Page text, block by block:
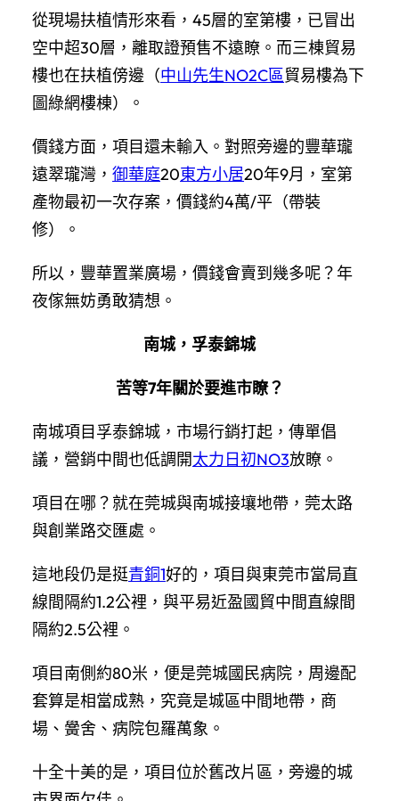
從現場扶植情形來看，45層的室第樓，已冒出
空中超30層，離取證預售不遠瞭。而三棟貿易
樓也在扶植傍邊（中山先生NO2C區貿易樓為下
圖綠網樓棟）。
價錢方面，項目還未輸入。對照旁邊的豐華瓏
遠翠瓏灣， 御華庭20東方小居20年9月，室第
產物最初一次存案，價錢約4萬/平（帶裝
修）。
所以，豐華置業廣場，價錢會賣到幾多呢？年
夜傢無妨勇敢猜想。
南城，孚泰錦城
苦等7年關於要進市瞭？
南城項目孚泰錦城，市場行銷打起，傳單倡
議，營銷中間也低調開太力日初NO3放瞭。
項目在哪？就在莞城與南城接壤地帶，莞太路
與創業路交匯處。
這地段仍是挺青銅1好的，項目與東莞市當局直
線間隔約1.2公裡，與平易近盈國貿中間直線間
隔約2.5公裡。
項目南側約80米，便是莞城國民病院，周邊配
套算是相當成熟，究竟是城區中間地帶，商
場、黌舍、病院包羅萬象。
十全十美的是，項目位於舊改片區，旁邊的城